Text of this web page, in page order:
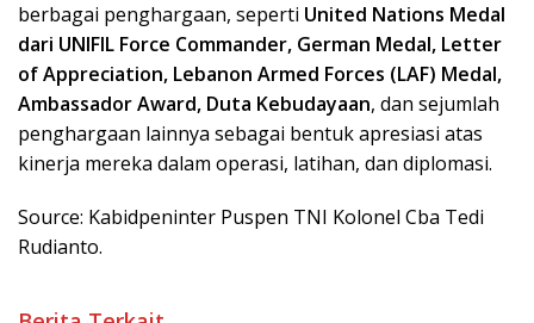
berbagai penghargaan, seperti United Nations Medal
dari UNIFIL Force Commander, German Medal, Letter
of Appreciation, Lebanon Armed Forces (LAF) Medal,
Ambassador Award, Duta Kebudayaan, dan sejumlah
penghargaan lainnya sebagai bentuk apresiasi atas
kinerja mereka dalam operasi, latihan, dan diplomasi.
Source: Kabidpeninter Puspen TNI Kolonel Cba Tedi
Rudianto.